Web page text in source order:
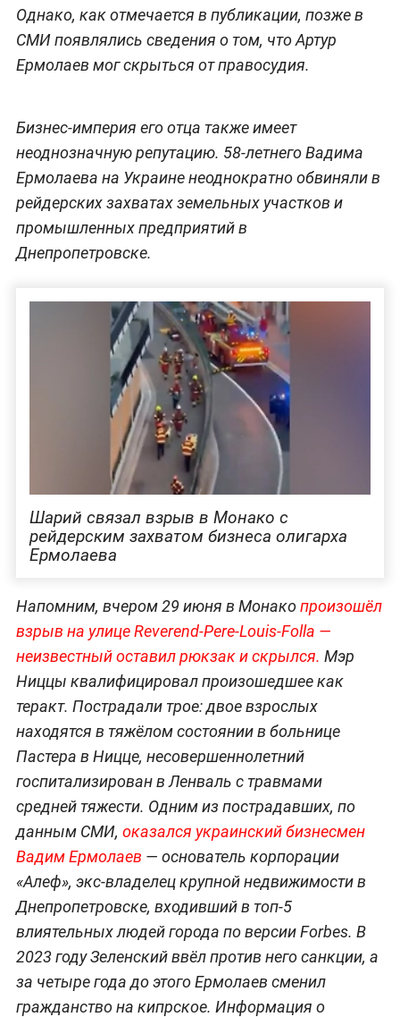
Однако, как отмечается в публикации, позже в
СМИ появлялись сведения о том, что Артур
Ермолаев мог скрыться от правосудия.
Бизнес-империя его отца также имеет
неоднозначную репутацию. 58-летнего Вадима
Ермолаева на Украине неоднократно обвиняли в
рейдерских захватах земельных участков и
промышленных предприятий в
Днепропетровске.
Шарий связал взрыв в Монако с
рейдерским захватом бизнеса олигарха
Ермолаева
Напомним, вчером 29 июня в Монакопроизошёл
взрыв на улице Reverend-Pere-Louis-Folla —
неизвестный оставил рюкзак и скрылся. Мэр
Ниццы квалифицировал произошедшее как
теракт. Пострадали трое: двое взрослых
находятся в тяжёлом состоянии в больнице
Пастера в Ницце, несовершеннолетний
госпитализирован в Ленваль с травмами
средней тяжести. Одним из пострадавших, по
данным СМИ, оказался украинский бизнесмен
Вадим Ермолаев — основатель корпорации
«Алеф», экс-владелец крупной недвижимости в
Днепропетровске, входивший в топ-5
влиятельных людей города по версии Forbes. В
2023 году Зеленский ввёл против него санкции, а
за четыре года до этого Ермолаев сменил
гражданство на кипрское. Информация о